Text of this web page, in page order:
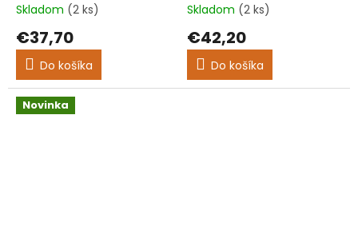
Priemerné
produktu
5,0
z
hviezdičiek.
Skladom (2 ks)
€37,70
Do košíka
Priemerné
produktu
5,0
z
Skladom (2 ks)
€42,20
Do košíka
Novinka